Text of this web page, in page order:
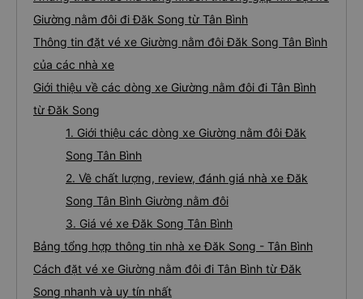
Giường nằm đôi đi Đăk Song từ Tân Bình
Thông tin đặt vé xe Giường nằm đôi Đăk Song Tân Bình
của các nhà xe
Giới thiệu về các dòng xe Giường nằm đôi đi Tân Bình
từ Đăk Song
1. Giới thiệu các dòng xe Giường nằm đôi Đăk
Song Tân Bình
2. Về chất lượng, review, đánh giá nhà xe Đăk
Song Tân Bình Giường nằm đôi
3. Giá vé xe Đăk Song Tân Bình
Bảng tổng hợp thông tin nhà xe Đăk Song - Tân Bình
Cách đặt vé xe Giường nằm đôi đi Tân Bình từ Đăk
Song nhanh và uy tín nhất